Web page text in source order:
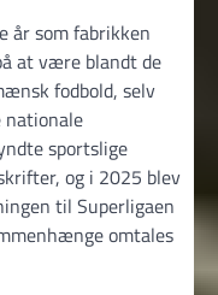
år som fabrikken
at være blandt de
fodbold, selv
nationale
sportslige
og i 2025 blev
til Superligaen
omtales